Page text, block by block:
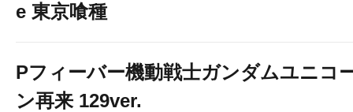
e 東京喰種
Pフィーバー機動戦士ガンダムユニコ
ン再来 129ver.